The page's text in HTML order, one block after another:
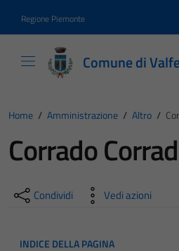
Regione Piemonte
Comune di
Home / Amministrazione / Altro /
Corrado
Condividi Vedi azioni
INDICE DELLA PAGINA